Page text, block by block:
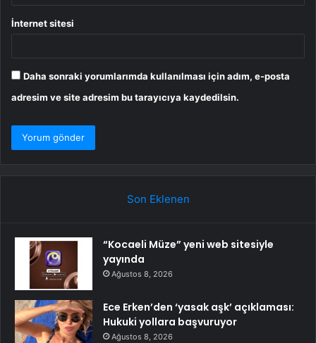
İnternet sitesi
Daha sonraki yorumlarımda kullanılması için adım, e-posta
adresim ve site adresim bu tarayıcıya kaydedilsin.
Son Eklenen
“Kocaeli Müze” yeni web sitesiyle
yayında
Ağustos 8, 2026
Ece Erken’den ‘yasak aşk’ açıklaması:
Hukuki yollara başvuruyor
Ağustos 8, 2026